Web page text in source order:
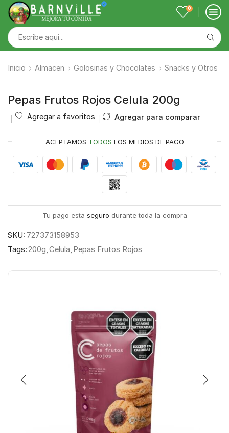
0
Inicio Almacen Golosinas y Chocolates Snacks y Otros
Pepas Frutos Rojos Celula 200g
Agregar a favoritos Agregar para comparar
ACEPTAMOS TODOS LOS MEDIOS DE PAGO
Tu pago esta seguro durante toda la compra
SKU: 727373158953
Tags:200g,Celula, Pepas Frutos Rojos